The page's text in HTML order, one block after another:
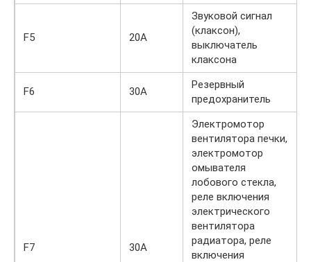
F5 20А
Звуковой сигнал
(клаксон),
выключатель
клаксона
F6 30А
Резервный
предохранитель
F7 30А
Электромотор
вентилятора печки,
электромотор
омывателя
лобового стекла,
реле включения
электрического
вентилятора
радиатора, реле
включения